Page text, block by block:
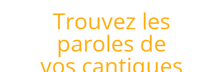
Trouvez les
paroles de
vos cantiques